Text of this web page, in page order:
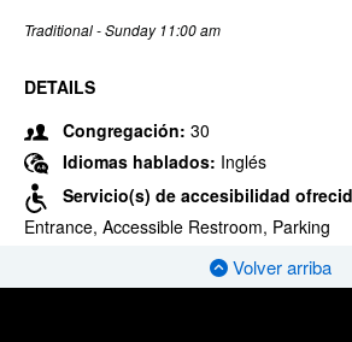
Traditional - Sunday 11:00 am
DETAILS
Congregación: 30
Idiomas hablados: Inglés
Servicio(s) de accesibilidad
Entrance, Accessible Restroom, Parking
Volver arriba